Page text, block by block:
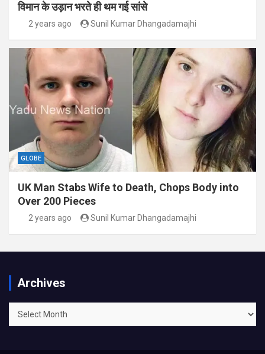
विमान के उड़ान भरते ही थम गई सांसे
2 years ago Sunil Kumar Dhangadamajhi
GLOBE
UK Man Stabs Wife to Death, Chops Body into
Over 200 Pieces
2 years ago Sunil Kumar Dhangadamajhi
Archives
Archives